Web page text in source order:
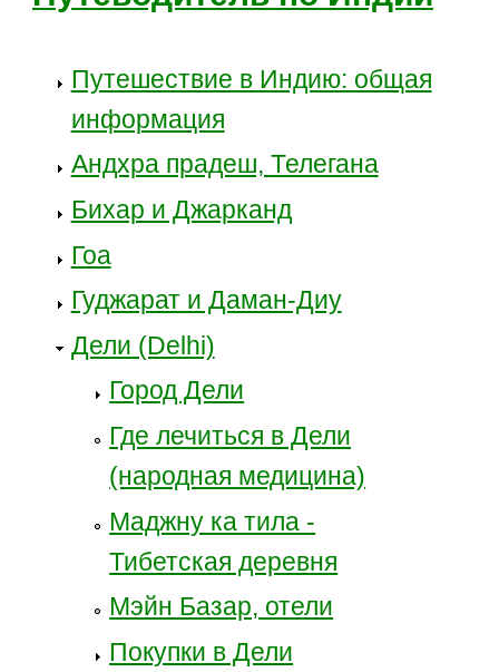
Путешествие в Индию: общая
информация
Андхра прадеш, Телегана
Бихар и Джарканд
Гоа
Гуджарат и Даман-Диу
Дели (Delhi)
Город Дели
Где лечиться в Дели
(народная медицина)
Маджну ка тила -
Тибетская деревня
Мэйн Базар, отели
Покупки в Дели